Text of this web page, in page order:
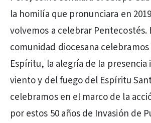
la homilía que pronunciara en
volvemos a celebrar Pentecostés.
comunidad diocesana
Espíritu, la alegría de la
viento y del fuego del Espíritu
celebramos en el marco de la
por estos 50 años de Invasión de